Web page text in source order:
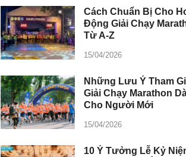
Cách Chuẩn Bị Cho
Động Giải Chạy
Từ A-Z
15/04/2026
Những Lưu Ý Tham
Giải Chạy Marathon
Cho Người Mới
15/04/2026
10 Ý Tưởng Lễ Kỷ